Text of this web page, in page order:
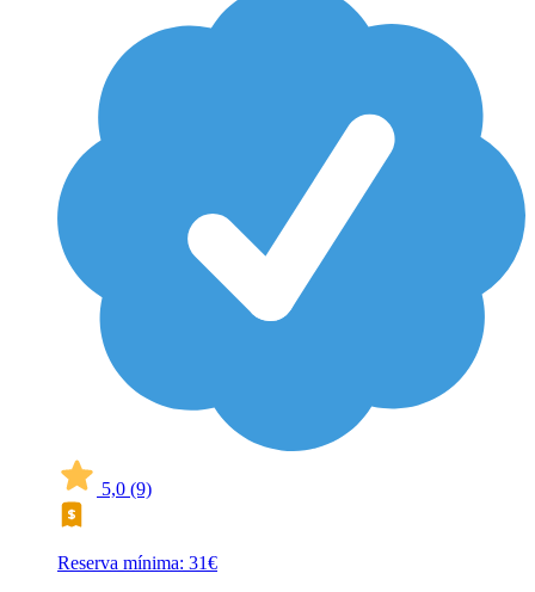
5,0 (9)
Reserva mínima: 31€